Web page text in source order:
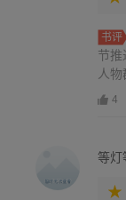
书评
节推
人
情
时间
4
等灯